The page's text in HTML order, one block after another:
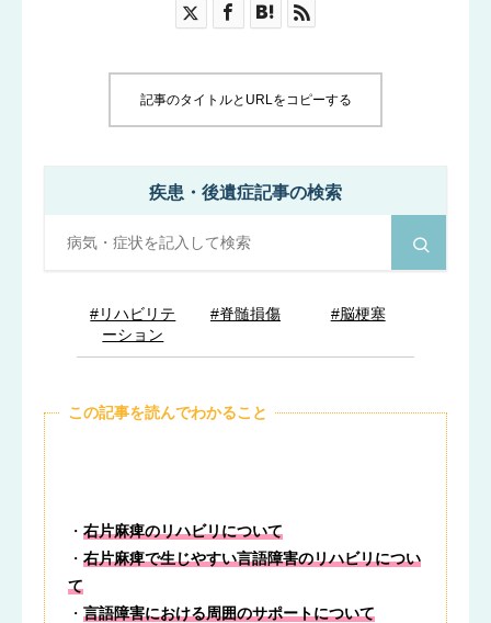
記事のタイトルとURLをコピーする
疾患・後遺症記事の検索
#リハビリテ
ーション
#脊髄損傷 #脳梗塞
この記事を読んでわかること
・ 右片麻痺のリハビリについて
・ 右片麻痺で生じやすい言語障害のリハビリについ
て
・ 言語障害における周囲のサポートについて